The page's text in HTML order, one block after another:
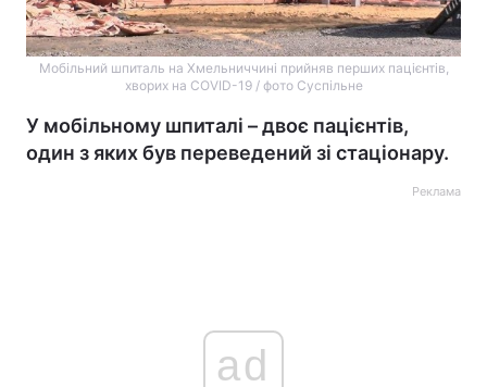
Мобільний шпиталь на Хмельниччині прийняв перших пацієнтів,
хворих на COVID-19 / фото Суспільне
У мобільному шпиталі – двоє пацієнтів,
один з яких був переведений зі стаціонару.
Реклама
ad